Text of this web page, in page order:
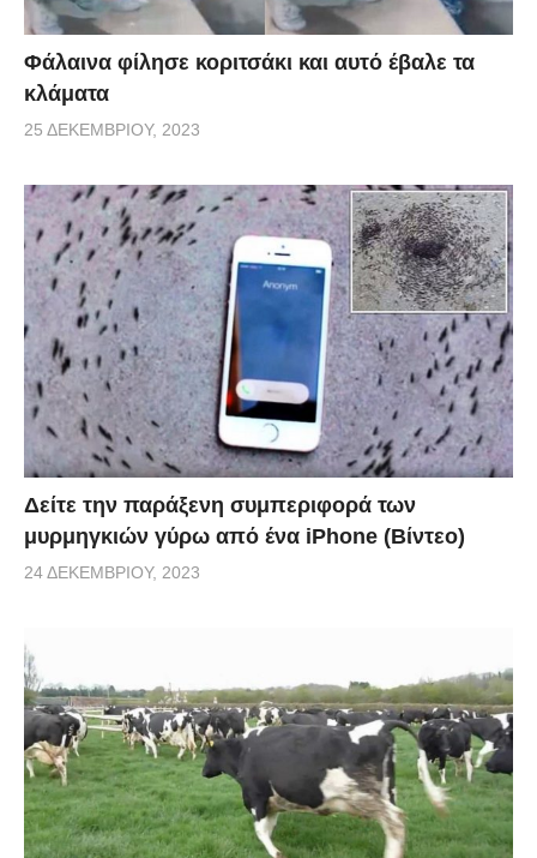
Φάλαινα φίλησε κοριτσάκι και αυτό έβαλε τα
κλάματα
25 ΔΕΚΕΜΒΡΊΟΥ, 2023
Δείτε την παράξενη συμπεριφορά των
μυρμηγκιών γύρω από ένα iPhone (Βίντεο)
24 ΔΕΚΕΜΒΡΊΟΥ, 2023